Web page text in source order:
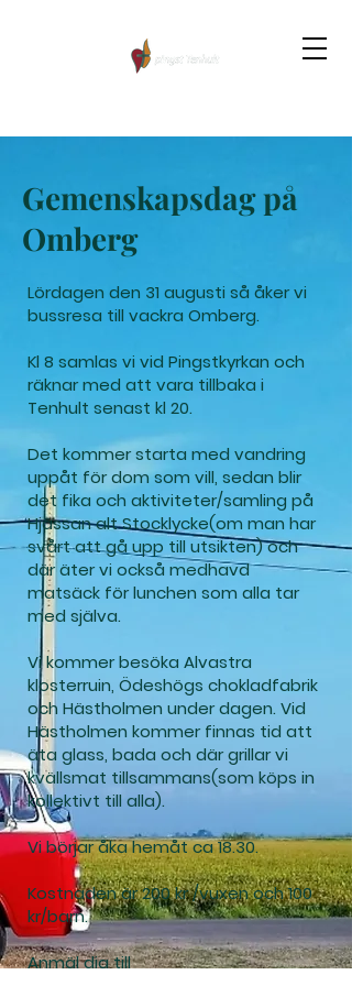
Gemenskapsdag på
Omberg
​Lördagen den 31 augusti så åker vi
bussresa till vackra Omberg.
Kl 8 samlas vi vid Pingstkyrkan och
räknar med att vara tillbaka i
Tenhult senast kl 20.
Det kommer starta med vandring
uppåt för dom som vill, sedan blir
det fika och aktiviteter/samling på
Hjässan alt Stocklycke(om man har
svårt att gå upp till utsikten) och
där äter vi också medhavd
matsäck för lunchen som alla tar
med själva.
Vi kommer besöka Alvastra
klosterruin, Ödeshögs chokladfabrik
och Hästholmen under dagen. Vid
Hästholmen kommer finnas tid att
äta glass, bada och där grillar vi
kvällsmat tillsammans(som köps in
kollektivt till alla).
Vi börjar åka hemåt ca 18.30.
Kostnaden är 200 kr /vuxen och 100
kr/barn.
Anmäl dig till